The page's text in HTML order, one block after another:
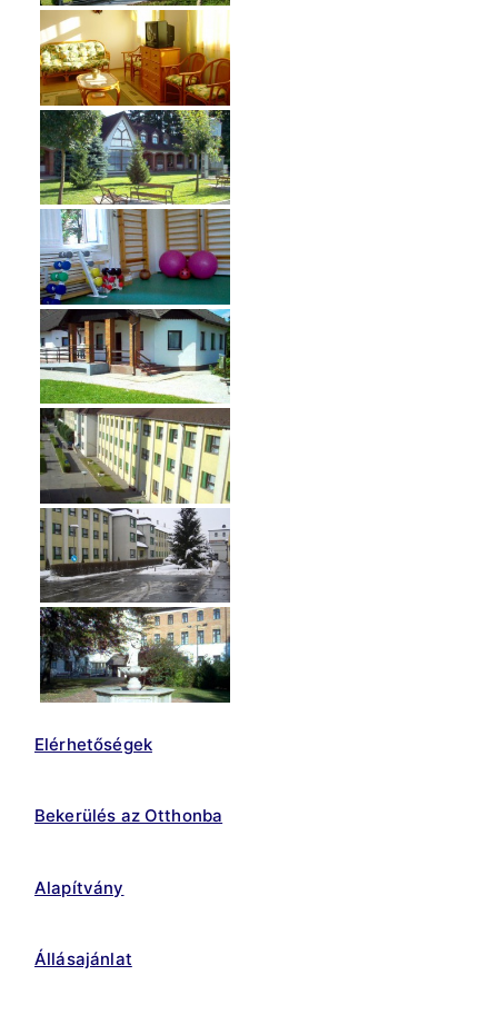
Elérhetőségek
Bekerülés az Otthonba
Alapítvány
Állásajánlat